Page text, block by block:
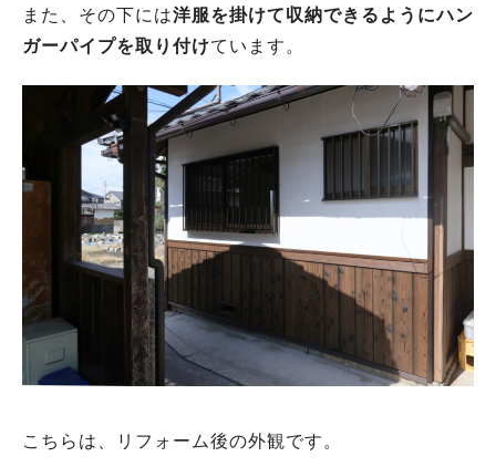
また、その下には洋服を掛けて収納できるようにハン
ガーパイプを取り付けています。
こちらは、リフォーム後の外観です。